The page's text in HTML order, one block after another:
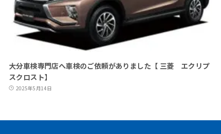
大分車検専門店へ車検のご依頼がありました【 三菱 エクリプ
スクロスト】
2025年5月14日